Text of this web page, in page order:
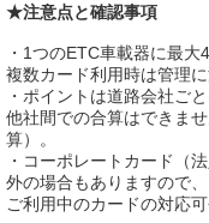
★注意点と確認事項
・1つのETC車載器に最大
複数カード利用時は管理に
・ポイントは道路会社ご
他社間での合算はできま
算）。
・コーポレートカード（
外の場合もありますので、
ご利用中のカードの対応